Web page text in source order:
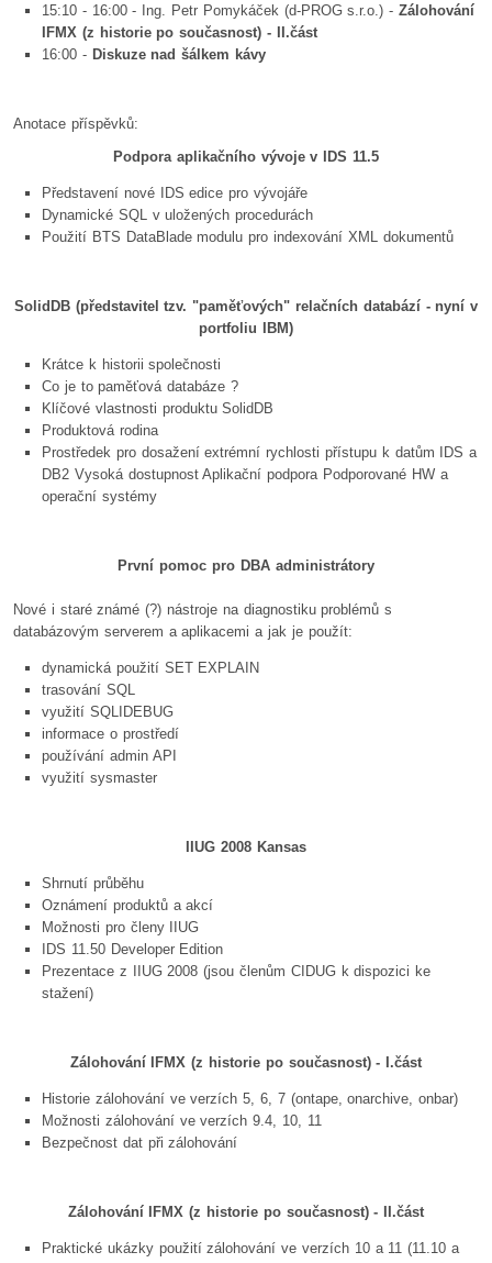
15:10 - 16:00 - Ing. Petr Pomykáček (d-PROG s.r.o.) - Zálohování
IFMX (z historie po současnost) - II.část
16:00 - Diskuze nad šálkem kávy
Anotace příspěvků:
Podpora aplikačního vývoje v IDS 11.5
Představení nové IDS edice pro vývojáře
Dynamické SQL v uložených procedurách
Použití BTS DataBlade modulu pro indexování XML dokumentů
SolidDB (představitel tzv. "paměťových" relačních databází - nyní v
portfoliu IBM)
Krátce k historii společnosti
Co je to paměťová databáze ?
Klíčové vlastnosti produktu SolidDB
Produktová rodina
Prostředek pro dosažení extrémní rychlosti přístupu k datům IDS a
DB2 Vysoká dostupnost Aplikační podpora Podporované HW a
operační systémy
První pomoc pro DBA administrátory
Nové i staré známé (?) nástroje na diagnostiku problémů s
databázovým serverem a aplikacemi a jak je použít:
dynamická použití SET EXPLAIN
trasování SQL
využití SQLIDEBUG
informace o prostředí
používání admin API
využití sysmaster
IIUG 2008 Kansas
Shrnutí průběhu
Oznámení produktů a akcí
Možnosti pro členy IIUG
IDS 11.50 Developer Edition
Prezentace z IIUG 2008 (jsou členům CIDUG k dispozici ke
stažení)
Zálohování IFMX (z historie po současnost) - I.část
Historie zálohování ve verzích 5, 6, 7 (ontape, onarchive, onbar)
Možnosti zálohování ve verzích 9.4, 10, 11
Bezpečnost dat při zálohování
Zálohování IFMX (z historie po současnost) - II.část
Praktické ukázky použití zálohování ve verzích 10 a 11 (11.10 a